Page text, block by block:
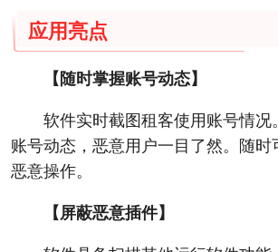
应用亮点
【随时掌握账号动态】
软件实时截图租客使用账号情况
账号动态，恶意用户一目了然。随时
恶意操作。
【屏蔽恶意插件】